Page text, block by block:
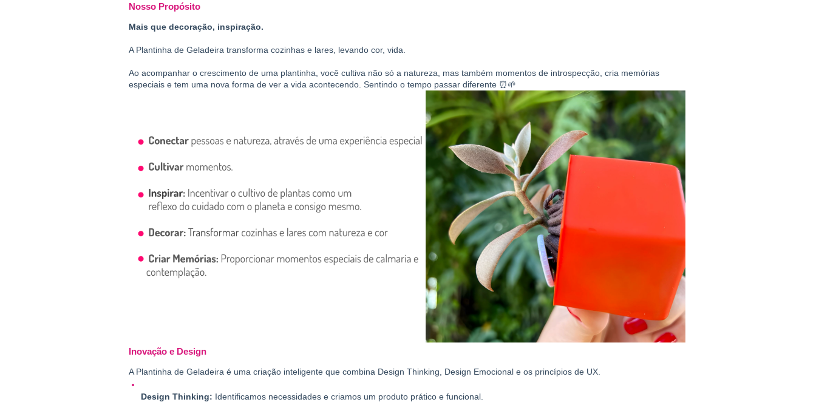
Nosso Propósito
Mais que decoração, inspiração.
A Plantinha de Geladeira transforma cozinhas e lares, levando cor, vida.
Ao acompanhar o crescimento de uma plantinha, você cultiva não só a natureza, mas também momentos de introspecção, cria memórias
especiais e tem uma nova forma de ver a vida acontecendo. Sentindo o tempo passar diferente ⏰🌱
Inovação e Design
A Plantinha de Geladeira é uma criação inteligente que combina Design Thinking, Design Emocional e os princípios de UX.
Design Thinking: Identificamos necessidades e criamos um produto prático e funcional.